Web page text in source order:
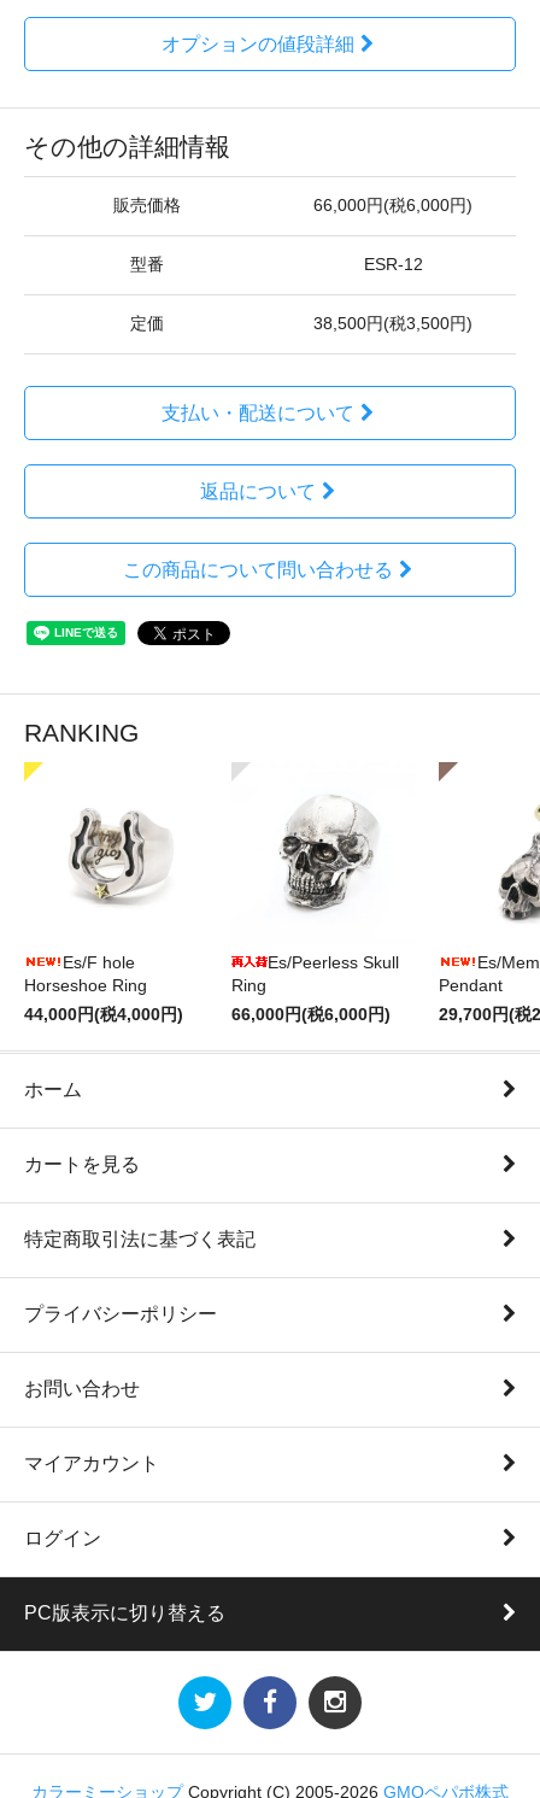
オプションの値段詳細
その他の詳細情報
販売価格 66,000円(税6,000円)
型番 ESR-12
定価 38,500円(税3,500円)
支払い・配送について
返品について
この商品について問い合わせる
RANKING
Es/F hole
Horseshoe Ring
44,000円(税4,000円)
Es/Peerless Skull
Ring
66,000円(税6,000円)
Es/
Pendant
29,700円(税
ホーム
カートを見る
特定商取引法に基づく表記
プライバシーポリシー
お問い合わせ
マイアカウント
ログイン
PC版表示に切り替える
カラーミーショップ Copyright (C) 2005-2026 GMOペパボ株式